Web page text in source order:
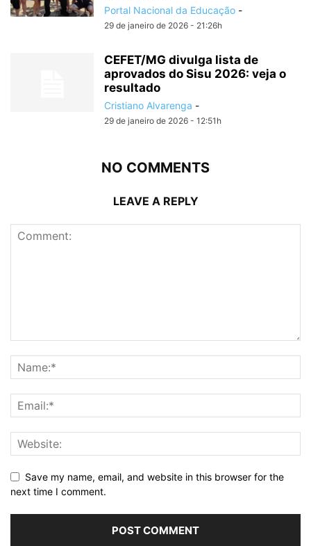
Portal Nacional da Educação -
29 de janeiro de 2026 - 21:26h
CEFET/MG divulga lista de
aprovados do Sisu 2026: veja o
resultado
Cristiano Alvarenga -
29 de janeiro de 2026 - 12:51h
NO COMMENTS
LEAVE A REPLY
Save my name, email, and website in this browser for the
next time I comment.